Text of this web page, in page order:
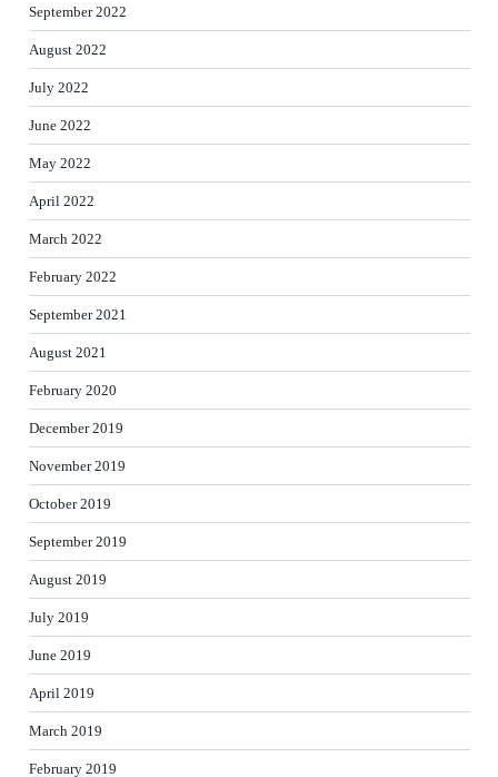
September 2022
August 2022
July 2022
June 2022
May 2022
April 2022
March 2022
February 2022
September 2021
August 2021
February 2020
December 2019
November 2019
October 2019
September 2019
August 2019
July 2019
June 2019
April 2019
March 2019
February 2019